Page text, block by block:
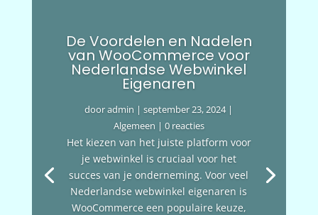
De Voordelen en Nadelen
van WooCommerce voor
Nederlandse Webwinkel
Eigenaren
dooradmin |september 23, 2024|
Algemeen | 0 reacties
Het kiezen van het juiste platform voor
je webwinkel is cruciaal voor het
succes van je onderneming. Voor veel
Nederlandse webwinkel eigenaren is
WooCommerce een populaire keuze,